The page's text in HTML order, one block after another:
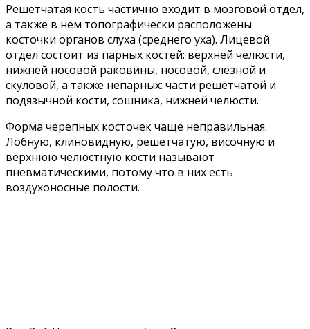
Решетчатая кость частично входит в мозговой отдел,
а также в нем топографически расположены
косточки органов слуха (среднего уха). Лицевой
отдел состоит из парных костей: верхней челюсти,
нижней носовой раковины, носовой, слезной и
скуловой, а также непарных: части решетчатой и
подязычной кости, сошника, нижней челюсти.
Форма черепных косточек чаще неправильная.
Лобную, клиновидную, решетчатую, височную и
верхнюю челюстную кости называют
пневматическими, потому что в них есть
воздухоносные полости.